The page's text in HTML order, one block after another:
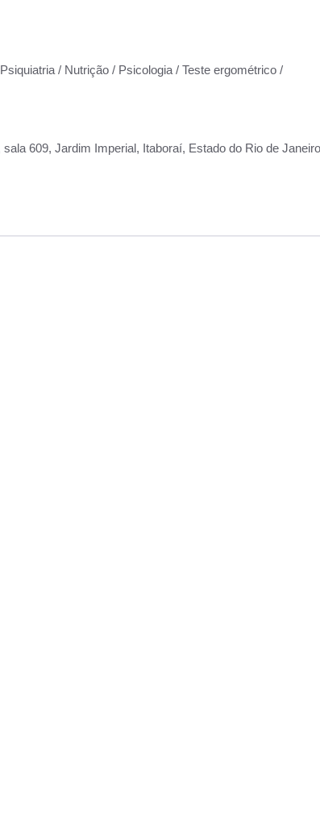
/ Nutrição / Psicologia / Teste ergométrico /
609, Jardim Imperial, Itaboraí, Estado do Rio de